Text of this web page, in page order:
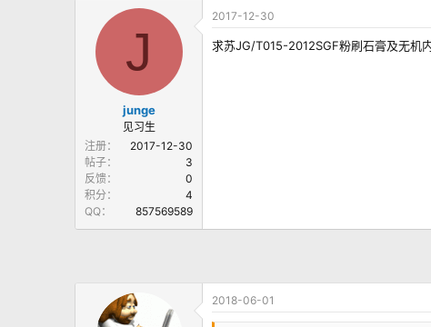
人
时
J
junge
见习生
注册
2017-12-30
帖子
3
反馈
0
积分
4
QQ
857569589
2017-12-30
求苏JG/T015-2012SGF粉刷石膏及无机
2018-06-01